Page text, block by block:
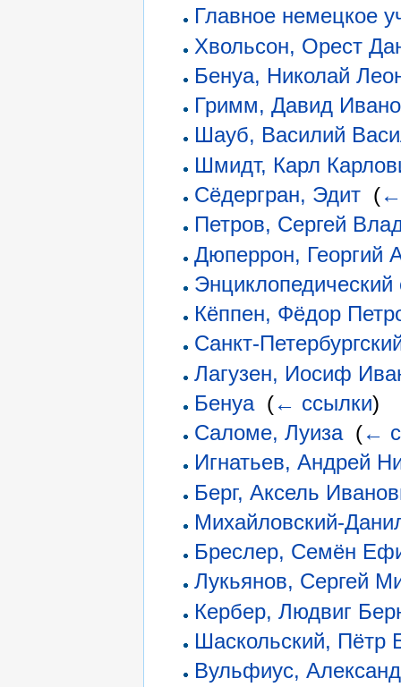
Главное немецкое
Хвольсон, Орест
Бенуа, Николай
Гримм, Давид
Шауб, Василий
Шмидт, Карл
Сёдергран, Эдит‎ (←
Петров, Сергей
Дюперрон, Георгий
Кёппен, Фёдор
Санкт-
Лагузен, Иосиф
Бенуа‎ (← ссылки)
Саломе, Луиза‎ (←
Игнатьев, Андрей
Берг, Аксель
Михайловский-
Бреслер, Семён
Лукьянов, Сергей
Кербер, Людвиг
Шаскольский, Пётр
Вульфиус,